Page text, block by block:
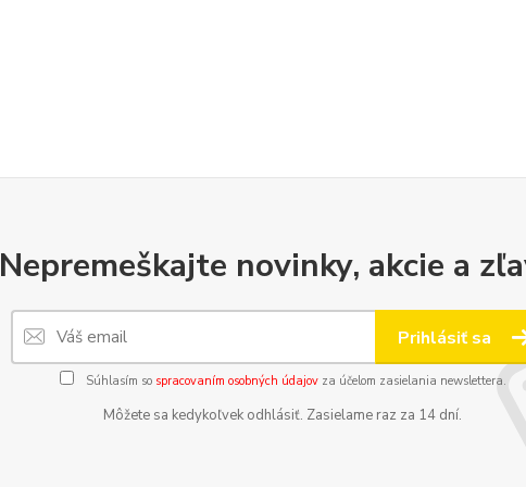
Nepremeškajte novinky, akcie a
Prihlásiť sa
Súhlasím so spracovaním osobných údajovza účelom zasielania newslettera.
Môžete sa kedykoľvek odhlásiť. Zasielame raz za 14 dní.